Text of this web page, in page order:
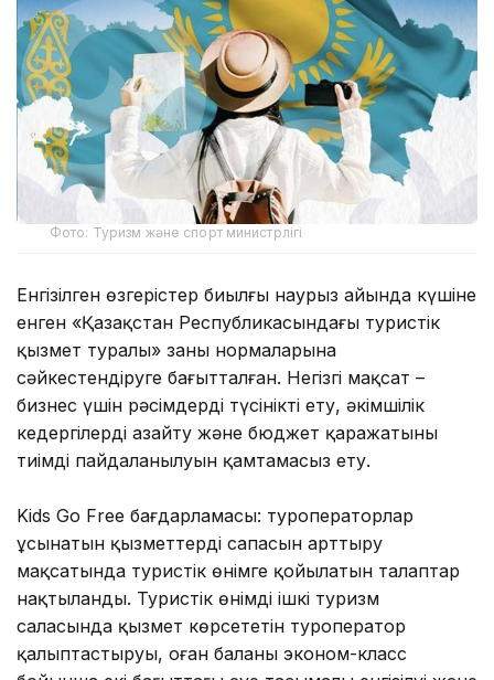
Фото: Туризм және спорт министрлігі
Енгізілген өзгерістер биылғы наурыз айында күшіне
енген «Қазақстан Республикасындағы туристік
қызмет туралы» заңның нормаларына
сәйкестендіруге бағытталған. Негізгі мақсат –
бизнес үшін рәсімдерді түсінікті ету, әкімшілік
кедергілерді азайту және бюджет қаражатының
тиімді пайдаланылуын қамтамасыз ету.
Kids Go Free бағдарламасы: туроператорлар
ұсынатын қызметтердің сапасын арттыру
мақсатында туристік өнімге қойылатын талаптар
нақтыланды. Туристік өнімді ішкі туризм
саласында қызмет көрсететін туроператор
қалыптастыруы, оған баланың эконом-класс